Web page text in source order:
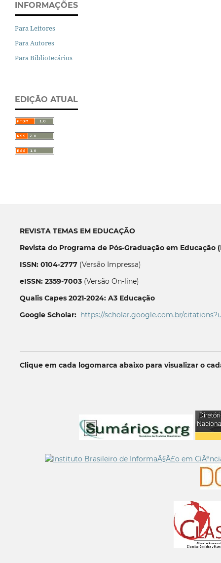
INFORMAÇÕES
Para Leitores
Para Autores
Para Bibliotecários
EDIÇÃO ATUAL
REVISTA TEMAS EM EDUCAÇÃO
Revista do Programa de Pós-Graduação em Educação
ISSN: 0104-2777(Versão Impressa)
eISSN: 2359-7003(Versão On-line)
Qualis Capes 2021-2024: A3 Educação
Google Scholar: https://scholar.google.com.br/
Clique em cada logomarca abaixo para visualizar o